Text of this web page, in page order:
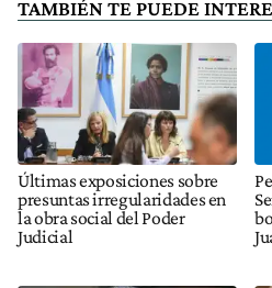
TAMBIÉN TE PUEDE
Últimas exposiciones sobre
presuntas irregularidades en
la obra social del Poder
Judicial